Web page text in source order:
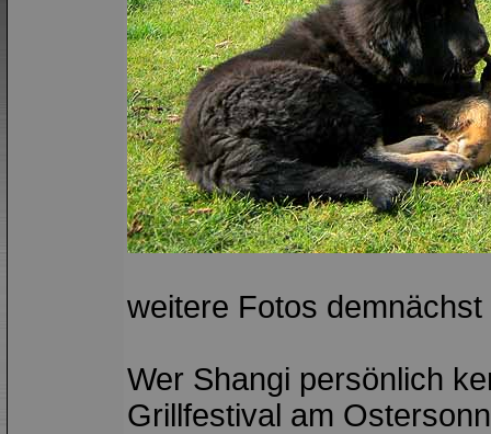
weitere Fotos
Wer Shangi persönlich
Grillfestival am